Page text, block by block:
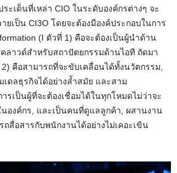
ะเด็นที่เหล่า CIO ในระดับองค์กรต่างๆ จะ
ยเป็น CI3O โดยจะต้องมีองค์ประกอบในการ
(I ตัวที่ 1) คือจะต้องเป็นผู้นำด้าน
ลาวด์สำหรับสถาปัตยกรรมด้านไอที ถัดมา
คือสามารถที่จะขับเคลื่อนได้ทั้งนวัตกรรม,
เดลธุรกิจได้อย่างล้ำสมัย และสาม
รเป็นผู้ที่จะต้องเชื่อมได้ในทุกโหมดไม่ว่าจะ
องค์กร, และเป็นคนที่ดูแลลูกค้า, ผสานงาน
สื่อสารกับพนักงานได้อย่างไม่เคอะเขิน